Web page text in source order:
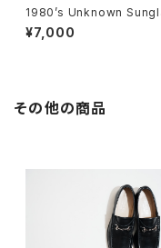
1980’s Unknown
es
¥7,000
その他の商品